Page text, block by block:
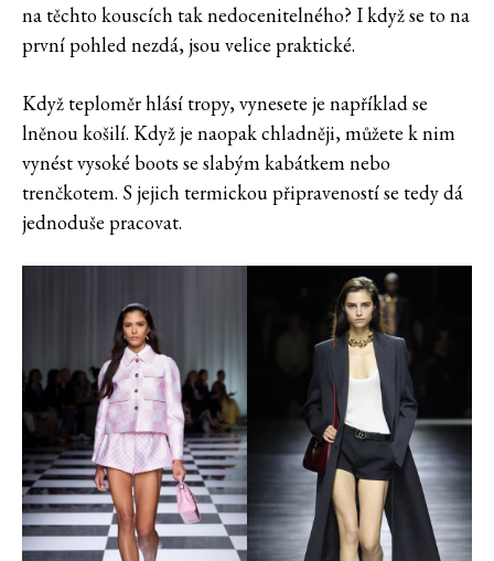
na těchto kouscích tak nedocenitelného? I když se to na
první pohled nezdá, jsou velice praktické.
Když teploměr hlásí tropy, vynesete je například se
lněnou košilí. Když je naopak chladněji, můžete k nim
vynést vysoké boots se slabým kabátkem nebo
trenčkotem. S jejich termickou připraveností se tedy dá
jednoduše pracovat.